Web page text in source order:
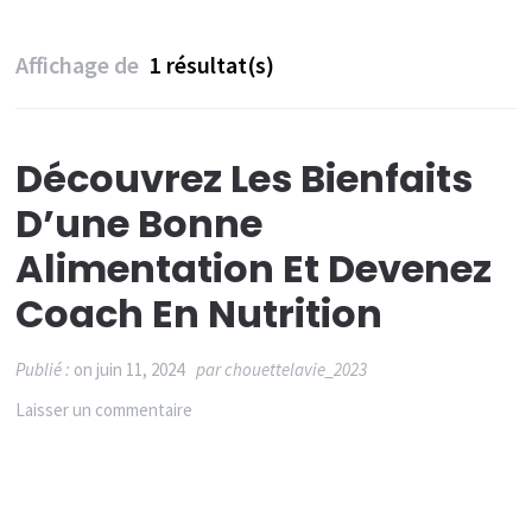
Affichage de 1 résultat(s)
Découvrez Les Bienfaits
D’une Bonne
Alimentation Et Devenez
Coach En Nutrition
Publié : on juin 11, 2024 parchouettelavie_2023
Laisser un commentaire